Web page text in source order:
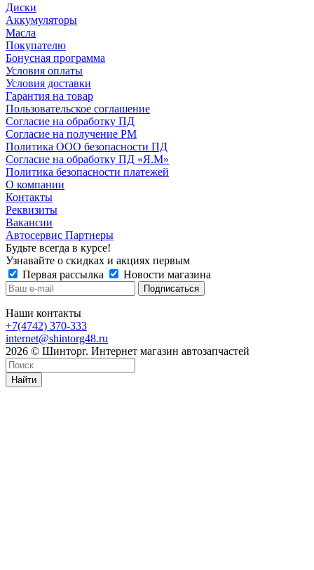
Диски
Аккумуляторы
Масла
Покупателю
Бонусная программа
Условия оплаты
Условия доставки
Гарантия на товар
Пользовательское соглашение
Согласие на обработку ПД
Согласие на получение РМ
Политика ООО безопасности ПД
Согласие на обработку ПД «Я.М»
Политика безопасности платежей
О компании
Контакты
Реквизиты
Вакансии
Автосервис Партнеры
Будьте всегда в курсе!
Узнавайте о скидках и акциях первым
Первая рассылка
Новости магазина
Наши контакты
+7(4742) 370-333
internet@shintorg48.ru
2026 © Шинторг. Интернет магазин автозапчастей
Найти